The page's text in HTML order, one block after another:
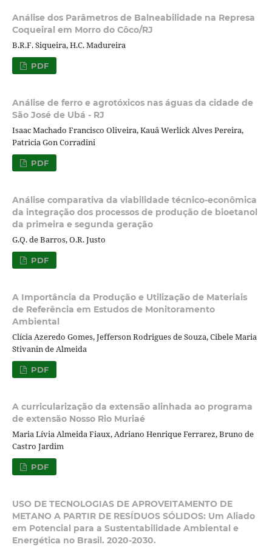
Análise dos Parâmetros de Balneabilidade na Represa
Coqueiral em Morro do Côco/RJ
B.R.F. Siqueira, H.C. Madureira
PDF
Análise de ferro e agrotóxicos nas águas da cidade de
São José de Ubá - RJ
Isaac Machado Francisco Oliveira, Kauâ Werlick Alves Pereira,
Patricia Gon Corradini
PDF
Análise comparativa da viabilidade técnico-econômica
da integração dos processos de produção de bioetanol
da primeira e segunda geração
G.Q. de Barros, O.R. Justo
PDF
A Importância da Produção e Utilização de Materiais
de Referência em Estudos de Monitoramento
Ambiental
Clícia Azeredo Gomes, Jefferson Rodrigues de Souza, Cibele Maria
Stivanin de Almeida
PDF
A curricularização da extensão alinhada ao programa
de extensão Nosso Rio Muriaé
Maria Lívia Almeida Fiaux, Adriano Henrique Ferrarez, Bruno de
Castro Jardim
PDF
USO DE TECNOLOGIAS DE APROVEITAMENTO DE
METANO A PARTIR DE RESÍDUOS SÓLIDOS: Um Aliado
em Potencial para a Sustentabilidade Ambiental e
Energética no Brasil. 2020-2030.